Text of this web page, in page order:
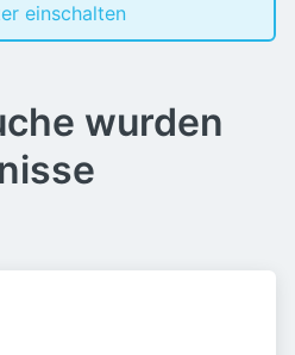
einschalten
wurden